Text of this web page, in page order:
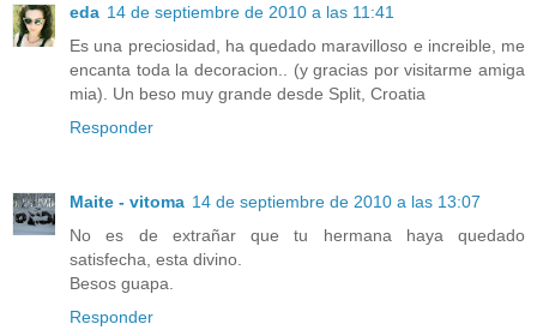
eda 14 de septiembre de 2010 a las 11:41
Es una preciosidad, ha quedado maravilloso e increible, me
encanta toda la decoracion.. (y gracias por visitarme amiga
mia). Un beso muy grande desde Split, Croatia
Responder
Maite - vitoma 14 de septiembre de 2010 a las 13:07
No es de extrañar que tu hermana haya quedado
satisfecha, esta divino.
Besos guapa.
Responder